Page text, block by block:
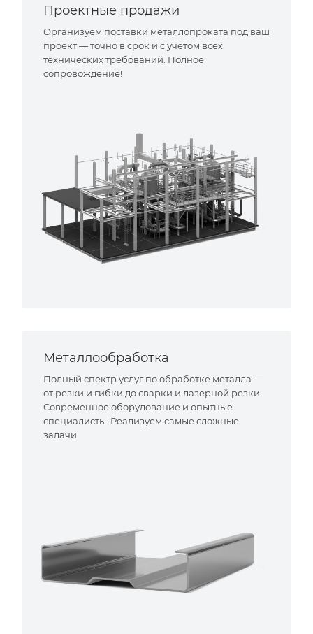
Проектные продажи
Организуем поставки металлопроката под ваш
проект — точно в срок и с учётом всех
технических требований. Полное
сопровождение!
Металлообработка
Полный спектр услуг по обработке металла —
от резки и гибки до сварки и лазерной резки.
Современное оборудование и опытные
специалисты. Реализуем самые сложные
задачи.